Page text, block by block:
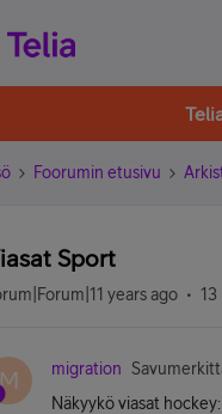
Foorumin etusivu
Sport
years ago
migration
Näkyykö viasat